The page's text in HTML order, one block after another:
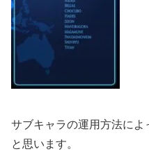
サブキャラの運用方法によ
と思います。